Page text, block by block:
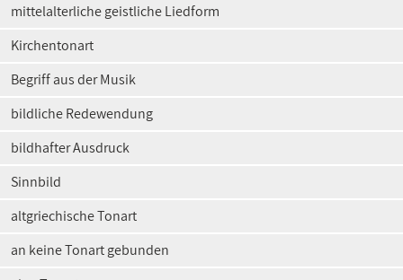
mittelalterliche geistliche Liedform
Kirchentonart
Begriff aus der Musik
bildliche Redewendung
bildhafter Ausdruck
Sinnbild
altgriechische Tonart
an keine Tonart gebunden